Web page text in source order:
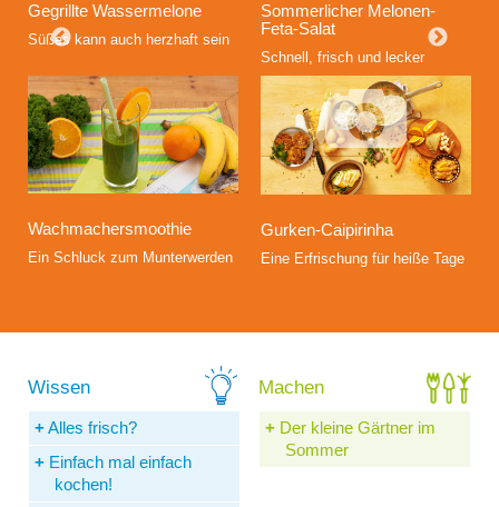
Gegrillte Wassermelone
Süßes kann auch herzhaft sein
Sommerlicher Melonen-
Feta-Salat
Schnell, frisch und lecker
Wachmachersmoothie
Ein Schluck zum Munterwerden
Gurken-Caipirinha
Eine Erfrischung für heiße Tage
Alles frisch?
Einfach mal einfach
kochen!
Der kleine Gärtner im
Sommer